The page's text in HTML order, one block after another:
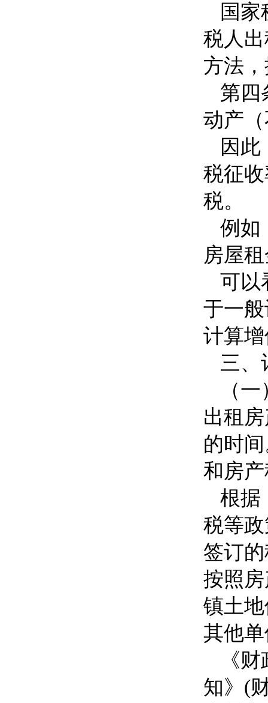
国家
税人
方法
第四
动产
因
税征
税。
例如
房屋
可以
于一
计算
三、
（
出租
的时
和房
根据
税等
签订
按照
镇土
其他
《
知》 (